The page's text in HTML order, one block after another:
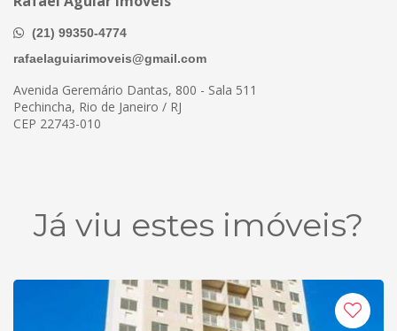
(21) 99350-4774
rafaelaguiarimoveis@gmail.com
Avenida Geremário Dantas, 800 - Sala 511
Pechincha, Rio de Janeiro / RJ
CEP 22743-010
Já viu estes imóveis?